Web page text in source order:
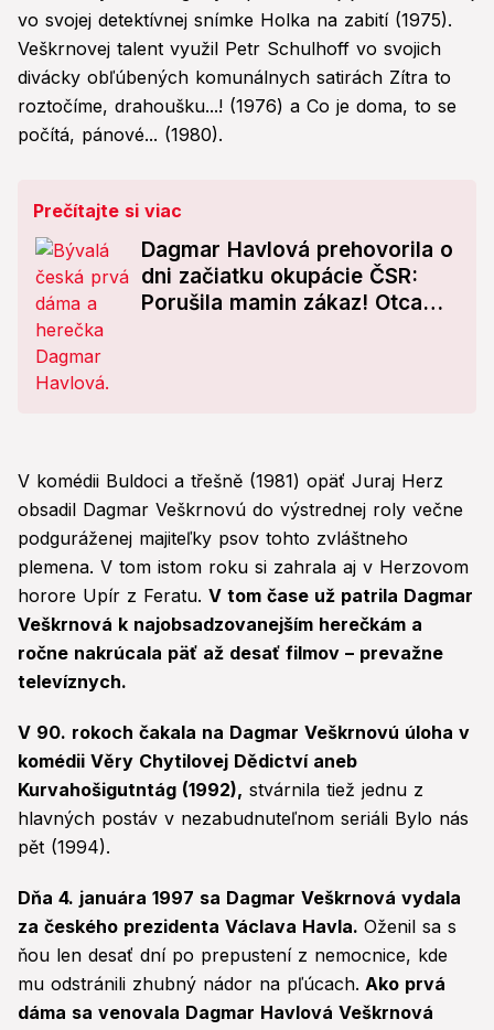
vo svojej detektívnej snímke Holka na zabití (1975).
Veškrnovej talent využil Petr Schulhoff vo svojich
divácky obľúbených komunálnych satirách Zítra to
roztočíme, drahoušku...! (1976) a Co je doma, to se
počítá, pánové... (1980).
Prečítajte si viac
Dagmar Havlová prehovorila o
dni začiatku okupácie ČSR:
Porušila mamin zákaz! Otca
V komédii Buldoci a třešně (1981) opäť Juraj Herz
obsadil Dagmar Veškrnovú do výstrednej roly večne
podguráženej majiteľky psov tohto zvláštneho
plemena. V tom istom roku si zahrala aj v Herzovom
horore Upír z Feratu. V tom čase už patrila Dagmar
Veškrnová k najobsadzovanejším herečkám a
ročne nakrúcala päť až desať filmov – prevažne
televíznych.
V 90. rokoch čakala na Dagmar Veškrnovú úloha v
komédii Věry Chytilovej Dědictví aneb
Kurvahošigutntág (1992), stvárnila tiež jednu z
hlavných postáv v nezabudnuteľnom seriáli Bylo nás
pět (1994).
Dňa 4. januára 1997 sa Dagmar Veškrnová vydala
za českého prezidenta Václava Havla. Oženil sa s
ňou len desať dní po prepustení z nemocnice, kde
mu odstránili zhubný nádor na pľúcach. Ako prvá
dáma sa venovala Dagmar Havlová Veškrnová